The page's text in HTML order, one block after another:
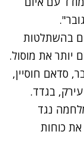
בהשתלטות
יותר את מוסול.
סדאם חוסיין,
עירק, בגדד.
נגד
כוחות